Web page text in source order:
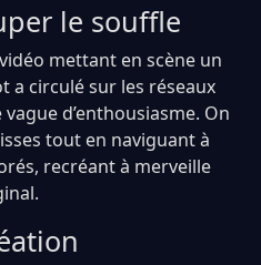
le souffle
mettant en scène un
a circulé sur les réseaux
d’enthousiasme. On
tout en naviguant à
recréant à merveille